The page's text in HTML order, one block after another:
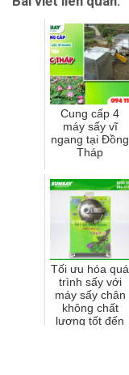
​Cung cấp 4
máy sấy vĩ
ngang tại Đồng
Tháp
Tối ưu hóa quá
trình sấy với
máy sấy chân
không chất
lượng tốt đến